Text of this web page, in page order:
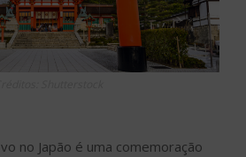
no Japão é uma comemoração